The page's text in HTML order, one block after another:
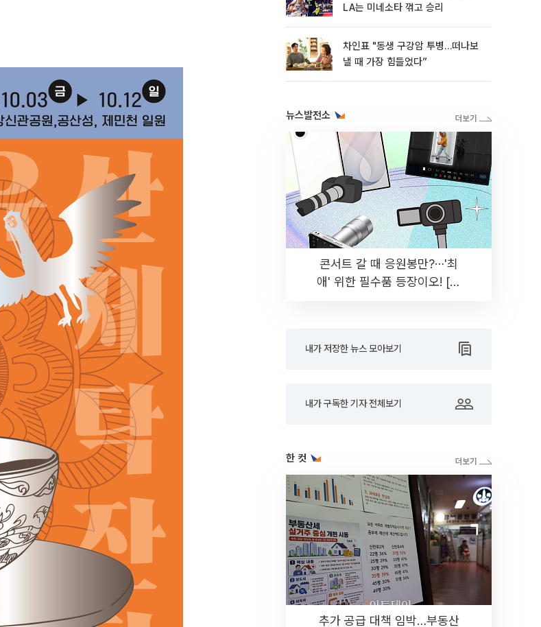
LA는 미네소타 꺾고 승리
차인표 "동생 구강암 투병…떠나보
낼 때 가장 힘들었다”
뉴스발전소
콘서트 갈 때 응원봉만?⋯'최
애' 위한 필수품 등장이오! [솔
내가 저장한 뉴스 모아보기
내가 구독한 기자 전체보기
한 컷
추가 공급 대책 임박…부동산